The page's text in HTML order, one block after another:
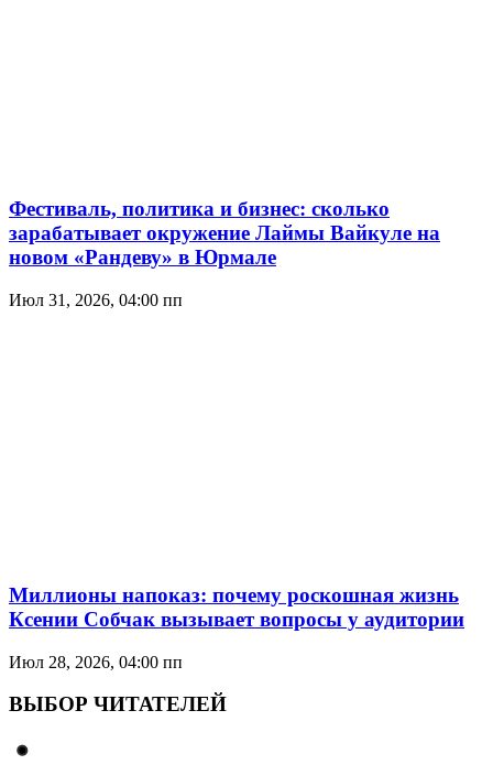
Фестиваль, политика и бизнес: сколько
зарабатывает окружение Лаймы Вайкуле на
новом «Рандеву» в Юрмале
Июл 31, 2026, 04:00 пп
Миллионы напоказ: почему роскошная жизнь
Ксении Собчак вызывает вопросы у аудитории
Июл 28, 2026, 04:00 пп
ВЫБОР ЧИТАТЕЛЕЙ